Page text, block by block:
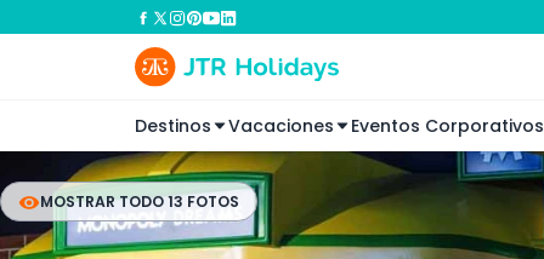
Destinos Vacaciones Eventos Corporativos
MOSTRAR TODO 13 FOTOS